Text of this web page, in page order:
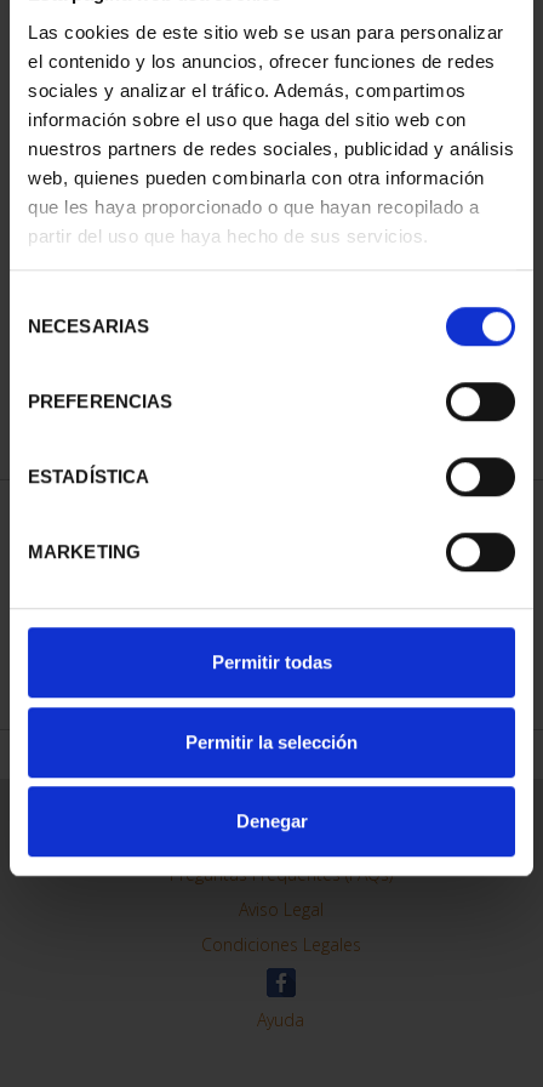
Las cookies de este sitio web se usan para personalizar
el contenido y los anuncios, ofrecer funciones de redes
sociales y analizar el tráfico. Además, compartimos
información sobre el uso que haga del sitio web con
nuestros partners de redes sociales, publicidad y análisis
web, quienes pueden combinarla con otra información
que les haya proporcionado o que hayan recopilado a
partir del uso que haya hecho de sus servicios.
NECESARIAS
PREFERENCIAS
ESTADÍSTICA
MARKETING
Permitir todas
Permitir la selección
Denegar
CAPITALES DE
PROVINCIA COLECCION
3.796,00 €
REFINAR
Información General
Contacto
Preguntas Frequentes (FAQs)
Aviso Legal
Condiciones Legales
Ayuda